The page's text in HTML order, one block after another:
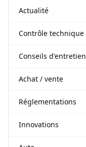
Actualité
Contrôle technique
Conseils d'entretien
Achat / vente
Réglementations
Innovations